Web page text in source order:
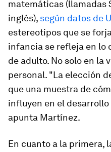
matemáticas (llamadas
inglés), según datos de
estereotipos que se
infancia se refleja en lo
de adulto. No solo en la
personal. "La elección
que una muestra de
influyen en el
apunta Martínez.
En cuanto a la primera,